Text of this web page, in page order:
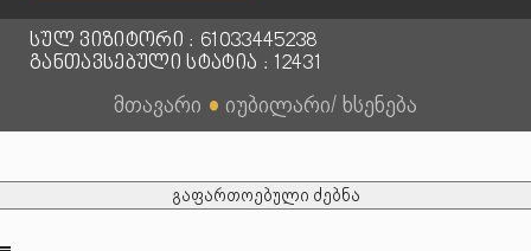
სულ ვიზიტორი : 61033445238
განთავსებული სტატია : 12431
მთავარი ● იუბილარი/ ხსენება
გაფართოებული ძებნა